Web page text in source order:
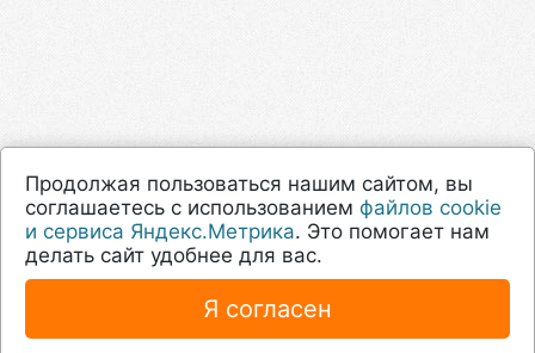
Продолжая пользоваться нашим сайтом, вы
соглашаетесь с использованием файлов cookie
и сервиса Яндекс.Метрика. Это помогает нам
делать сайт удобнее для вас.
Я согласен